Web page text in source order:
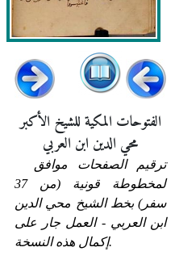
الفتوحات المكية للشيخ الأكبر
محي الدين ابن العربي
ترقيم الصفحات موافق
لمخطوطة قونية (من 37
سفر) بخط الشيخ محي الدين
ابن العربي - العمل جار على
إكمال هذه النسخة.